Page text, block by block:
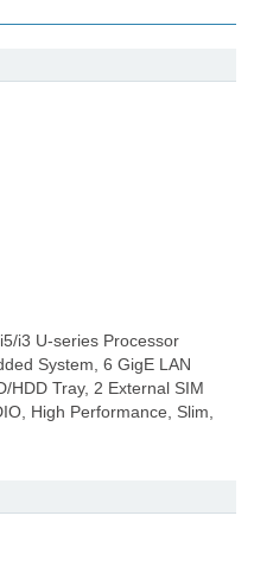
i3 U-series Processor
System, 6 GigE LAN
HDD Tray, 2 External SIM
High Performance, Slim,